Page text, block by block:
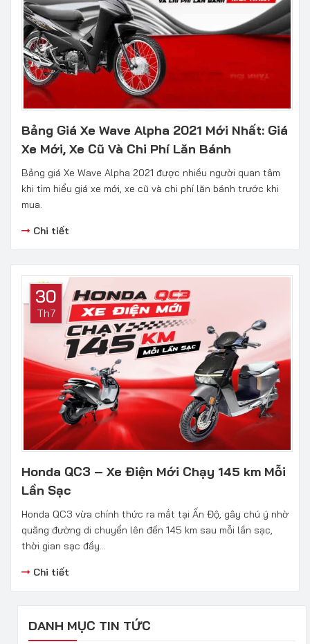
Bảng Giá Xe Wave Alpha 2021 Mới Nhất: Giá
Xe Mới, Xe Cũ Và Chi Phí Lăn Bánh
Bảng giá Xe Wave Alpha 2021 được nhiều người quan tâm
khi tìm hiểu giá xe mới, xe cũ và chi phí lăn bánh trước khi
mua.
Chi tiết
30
Th7
Honda QC3 – Xe Điện Mới Chạy 145 km Mỗi
Lần Sạc
Honda QC3 vừa chính thức ra mắt tại Ấn Độ, gây chú ý nhờ
quãng đường di chuyển lên đến 145 km sau mỗi lần sạc,
thời gian sạc đầy...
Chi tiết
DANH MỤC TIN TỨC